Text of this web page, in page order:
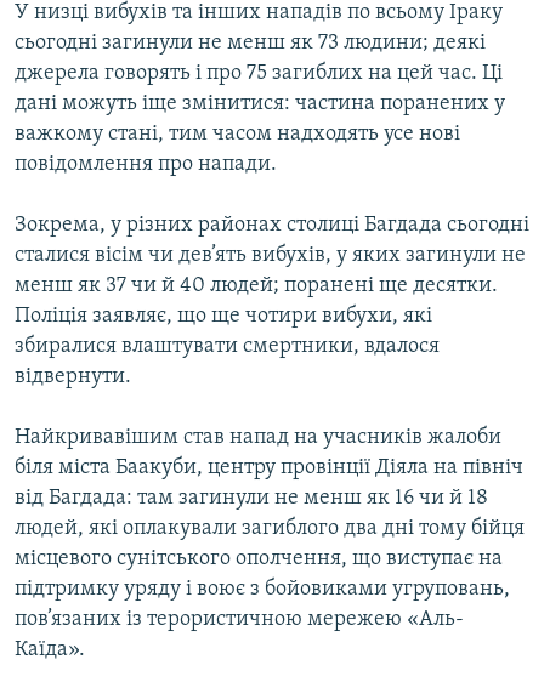
ІНФОГРАФІКА
ДОЛУЧАЙСЯ!
Усі сайти RFE/RL
У низці вибухів та інших нападів по всьому Іраку
сьогодні загинули не менш як 73 людини; деякі
джерела говорять і про 75 загиблих на цей час. Ці
дані можуть іще змінитися: частина поранених у
важкому стані, тим часом надходять усе нові
повідомлення про напади.
Зокрема, у різних районах столиці Багдада сьогодні
сталися вісім чи дев’ять вибухів, у яких загинули не
менш як 37 чи й 40 людей; поранені ще десятки.
Поліція заявляє, що ще чотири вибухи, які
збиралися влаштувати смертники, вдалося
відвернути.
Найкривавішим став напад на учасників жалоби
біля міста Баакуби, центру провінції Діяла на північ
від Багдада: там загинули не менш як 16 чи й 18
людей, які оплакували загиблого два дні тому бійця
місцевого сунітського ополчення, що виступає на
підтримку уряду і воює з бойовиками угруповань,
пов’язаних із терористичною мережею «Аль-
Каїда».